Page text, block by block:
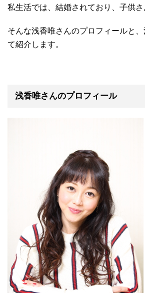
私生活では、結婚されており、子供さ
そんな浅香唯さんのプロフィールと
て紹介します。
浅香唯さんのプロフィール